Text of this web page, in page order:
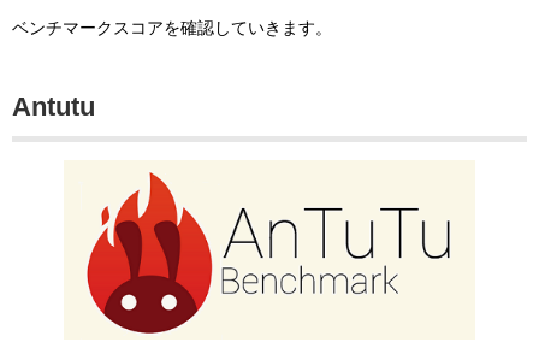
ベンチマークスコアを確認していきます。
Antutu